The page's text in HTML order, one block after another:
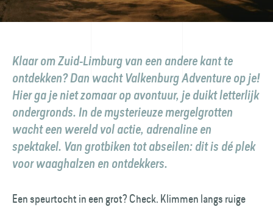
Klaar om Zuid-Limburg van een andere kant te
ontdekken? Dan wacht Valkenburg Adventure op je!
Hier ga je niet zomaar op avontuur, je duikt letterlijk
ondergronds. In de mysterieuze mergelgrotten
wacht een wereld vol actie, adrenaline en
spektakel. Van grotbiken tot abseilen: dit is dé plek
voor waaghalzen en ontdekkers.
Een speurtocht in een grot? Check. Klimmen langs ruige